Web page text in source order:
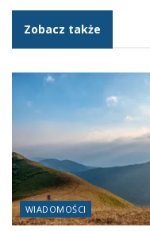
Zobacz także
WIADOMOŚCI